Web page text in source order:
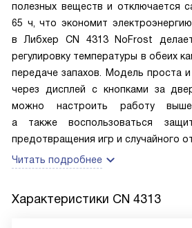
полезных веществ и отключается
65 ч, что экономит
в Либхер CN 4313 NoFrost
регулировку температуры в обеих
передаче запахов. Модель проста
через дисплей с кнопками за
можно настроить работу
а также воспользоваться
предотвращения игр и случайного
Читать подробнее
Характеристики CN 4313